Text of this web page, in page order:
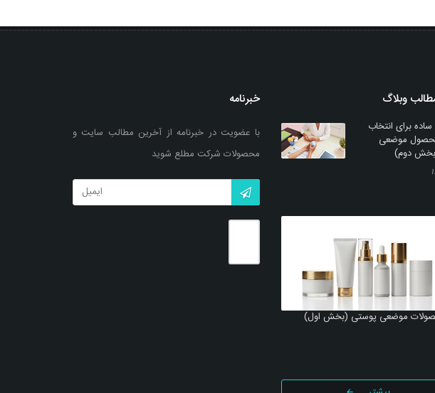
خبرنامه
با عضویت در خبرنامه از آخرین مطالب سایت و
محصولات شرکت مطلع شوید
وبلاگ
ساده برای انتخاب
موضعی
دوم)
موضعی پوستی (بخش اول)